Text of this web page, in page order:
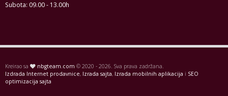
Subota: 09.00 - 13.00h
Kreirao sa nbgteam.com © 2020 - 2026. Sva prava zadržana.
Izdrada Internet prodavnice, Izrada sajta, Izrada mobilnih aplikacija i SEO
optimizacija sajta